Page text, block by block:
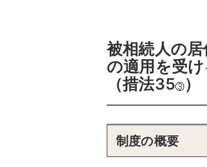
被相続人の
の適用を受
（措法35 ）
制度の概要